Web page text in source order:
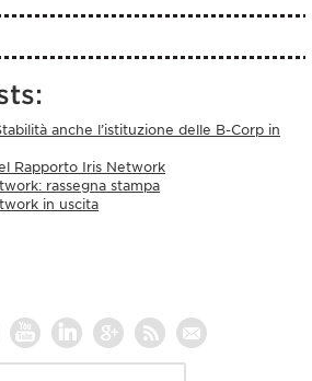
anche l’istituzione delle B-Corp in
Rapporto Iris Network
rassegna stampa
in uscita